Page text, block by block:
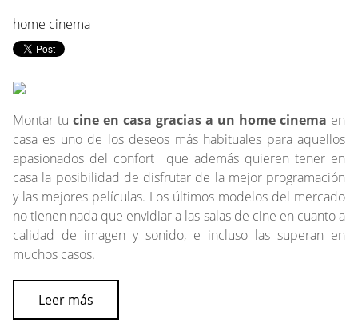
home cinema
Montar tu cine en casa gracias a un home cinema en
casa es uno de los deseos más habituales para aquellos
apasionados del confort que además quieren tener en
casa la posibilidad de disfrutar de la mejor programación
y las mejores películas. Los últimos modelos del mercado
no tienen nada que envidiar a las salas de cine en cuanto a
calidad de imagen y sonido, e incluso las superan en
muchos casos.
Leer más